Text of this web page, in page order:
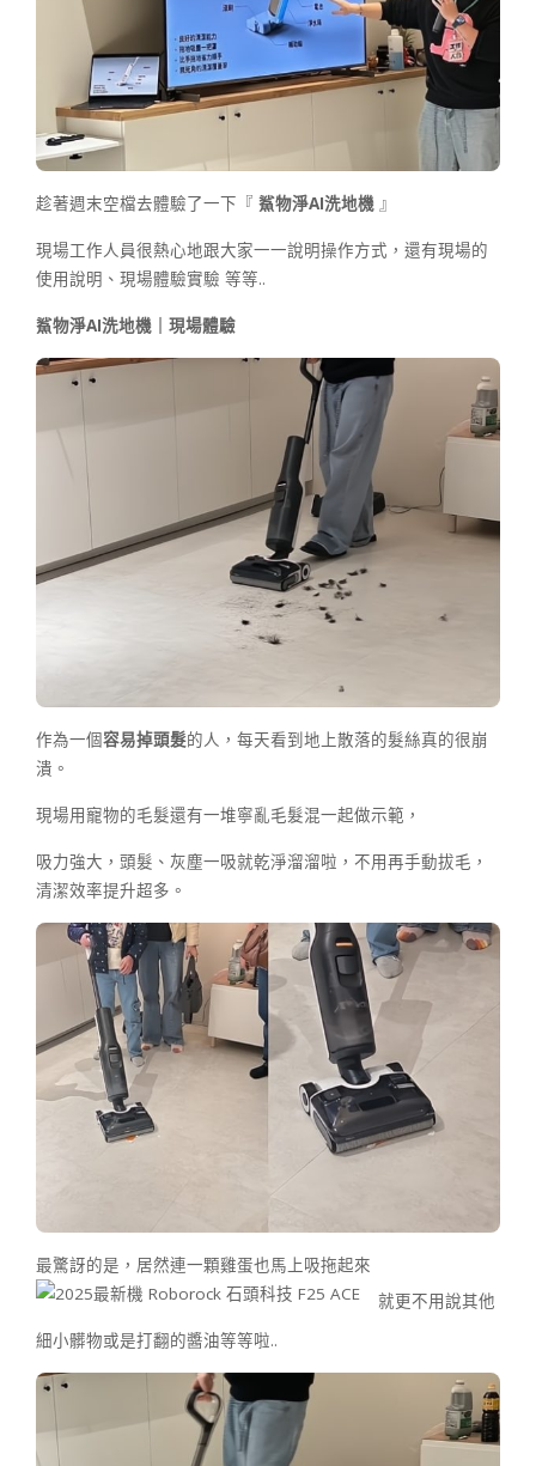
趁著週末空檔去體驗了一下『 鯊物淨AI洗地機 』
現場工作人員很熱心地跟大家一一說明操作方式，還有現場的
使用說明、現場體驗實驗 等等..
鯊物淨AI洗地機｜現場體驗
作為一個容易掉頭髮的人，每天看到地上散落的髮絲真的很崩
潰。
現場用寵物的毛髮還有一堆寧亂毛髮混一起做示範，
吸力強大，頭髮、灰塵一吸就乾淨溜溜啦，不用再手動拔毛，
清潔效率提升超多。
最驚訝的是，居然連一顆雞蛋也馬上吸拖起來
就更不用說其他
細小髒物或是打翻的醬油等等啦..